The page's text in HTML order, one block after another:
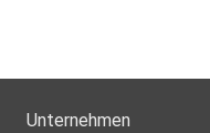
Unternehmen